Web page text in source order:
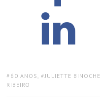
TAGS:
60 ANOS , JULIETTE BINOCHE
RIBEIRO